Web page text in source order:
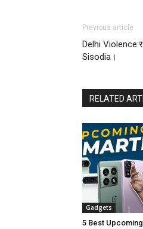
Previous article
Delhi
Sisodia।
RELATED
Gadgets
5 Best